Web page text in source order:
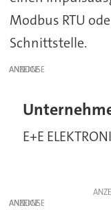
Modbus RTU
Schnittstelle.
ANZEIGE
E+E
ANZEIGE